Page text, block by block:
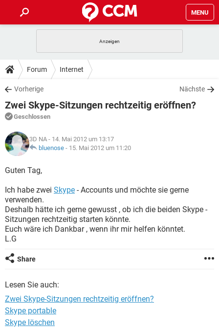
MENU
ANDROID
WINDOWS 10
WHATSAPP TIKTOK
FACEBOOK
TIPPS & TRICKS
SPIELE
WINDOWS 10
WHATSAPP
FACEBOOK HARDWARE
DOWNLOADS
SPIELE STREAMING
ANDROID
WINDOWS 10
WHATSAPP
FACEBOOK
FORUM
SPIELE
ANDROID IOS
FACEBOOK
LEXIKON
SPIELE
ANDROID
WINDOWS 10 INSTAGRAM
WHATSAPP TIKTOK
FACEBOOK HARDWARE
Forum Internet
Vorherige Nächste
Zwei Skype-Sitzungen rechtzeitig eröffnen?
Geschlossen
3D NA - 14. Mai 2012 um 13:17
bluenose - 15. Mai 2012 um 11:20
Guten Tag,
Ich habe zwei Skype - Accounts und möchte sie gerne
verwenden.
Deshalb hätte ich gerne gewusst , ob ich die beiden Skype -
Sitzungen rechtzeitig starten könnte.
Euch wäre ich Dankbar , wenn ihr mir helfen könntet.
L.G
Share
Lesen Sie auch:
Zwei Skype-Sitzungen rechtzeitig eröffnen?
Skype portable
Skype löschen